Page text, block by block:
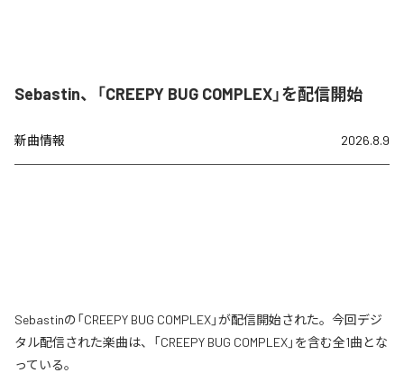
Sebastin、「CREEPY BUG COMPLEX」を配信開始
新曲情報 2026.8.9
Sebastinの「CREEPY BUG COMPLEX」が配信開始された。今回デジ
タル配信された楽曲は、「CREEPY BUG COMPLEX」を含む全1曲とな
っている。